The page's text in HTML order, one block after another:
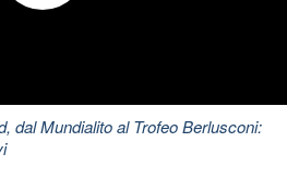
dal Mundialito al Trofeo Berlusconi: